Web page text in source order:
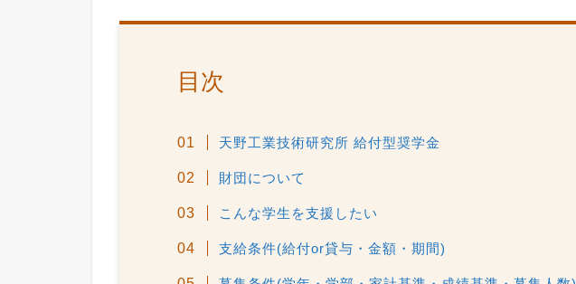
目次
天野工業技術研究所 給付型奨学金
財団について
こんな学生を支援したい
支給条件(給付or貸与・金額・期間)